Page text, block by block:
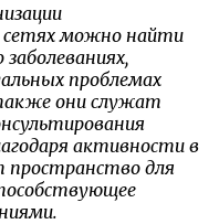
сетях можно найти
проблемах
они служат
активности в
пространство для